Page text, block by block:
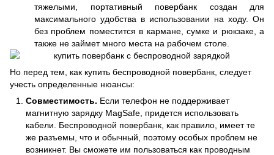
тяжелыми, портативный повербанк создан для
максимального удобства в использовании на ходу. Он
без проблем поместится в кармане, сумке и рюкзаке, а
также не займет много места на рабочем столе.
Но перед тем, как купить беспроводной повербанк, следует
учесть определенные нюансы:
Совместимость. Если телефон не поддерживает
магнитную зарядку MagSafe, придется использовать
кабели. Беспроводной повербанк, как правило, имеет те
же разъемы, что и обычный, поэтому особых проблем не
возникнет. Вы сможете им пользоваться как проводным